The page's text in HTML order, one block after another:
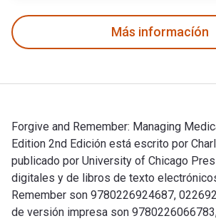
Más informacíón
Forgive and Remember: Managing
Edition 2nd Edición está escrito por
publicado por University of Chicago
digitales y de libros de texto
Remember son 9780226924687,
de versión impresa son